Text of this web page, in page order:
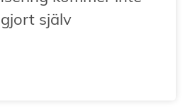
själv